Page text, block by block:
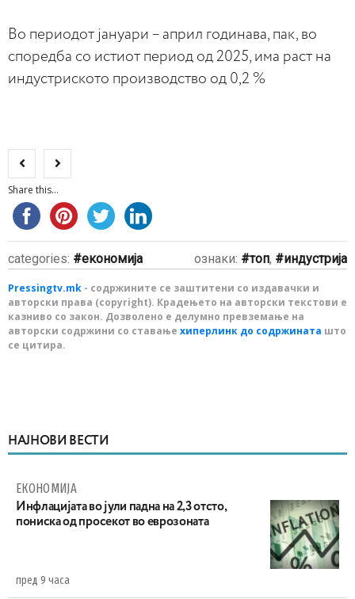
Во периодот јануари – април годинава, пак, во
споредба со истиот период од 2025, има раст на
индустриското производство од 0,2 %
Share this...
categories: економија ознаки: топ, индустрија
Pressingtv.mk - содржините се заштитени со издавачки и
авторски права (copyright). Крадењето на авторски текстови е
казниво со закон. Дозволено е делумно превземање на
авторски содржини со ставање хиперлинк до содржината што
се цитира.
НАЈНОВИ ВЕСТИ
ЕКОНОМИЈА
Инфлацијата во јули падна на 2,3 отсто,
пониска од просекот во еврозоната
пред 9 часа